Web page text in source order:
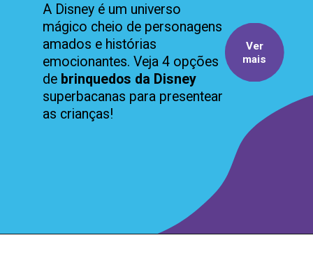
A Disney é um universo
mágico cheio de personagens
amados e histórias
emocionantes. Veja 4 opções
de brinquedos da Disney
superbacanas para presentear
as crianças!
Ver
mais